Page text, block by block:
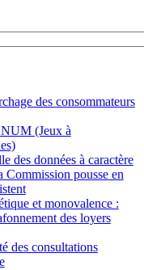
des consommateurs
(Jeux à
des données à caractère
pousse en
et monovalence :
des loyers
des consultations